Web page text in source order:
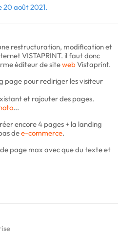
20 août 2021.
restructuration, modification et
VISTAPRINT. il faut donc
éditeur de sitewebVistaprint.
page pour rediriger les visiteur
et rajouter des pages.
...
encore 4 pages + la landing
dee-commerce.
page max avec que du texte et